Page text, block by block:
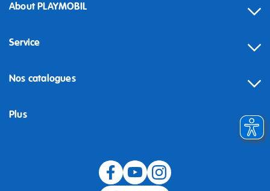
About PLAYMOBIL
Service
Nos catalogues
Plus